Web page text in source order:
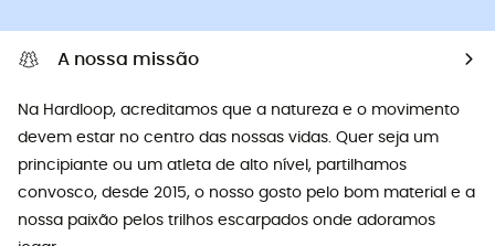
A nossa missão
Na Hardloop, acreditamos que a natureza e o movimento
devem estar no centro das nossas vidas. Quer seja um
principiante ou um atleta de alto nível, partilhamos
convosco, desde 2015, o nosso gosto pelo bom material e a
nossa paixão pelos trilhos escarpados onde adoramos